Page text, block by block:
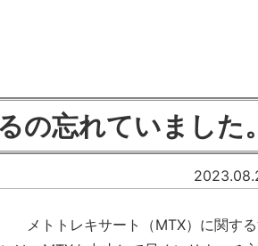
の忘れていました。
メトトレキサート（MTX）に関す